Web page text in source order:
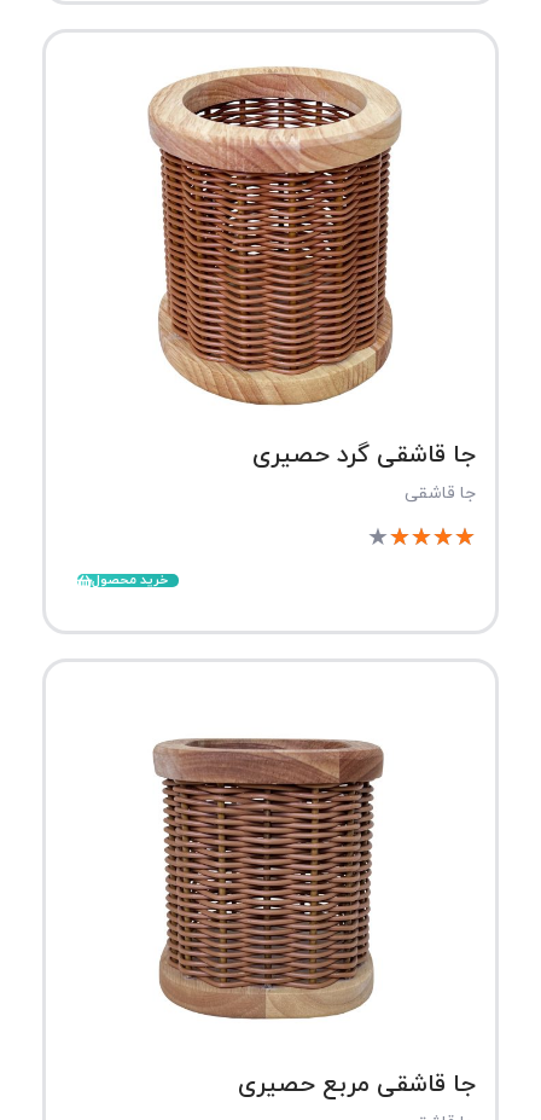
جا قاشقی گرد حصیری
جا قاشقی
★
★
★
★
★
خرید محصول
جا قاشقی مربع حصیری